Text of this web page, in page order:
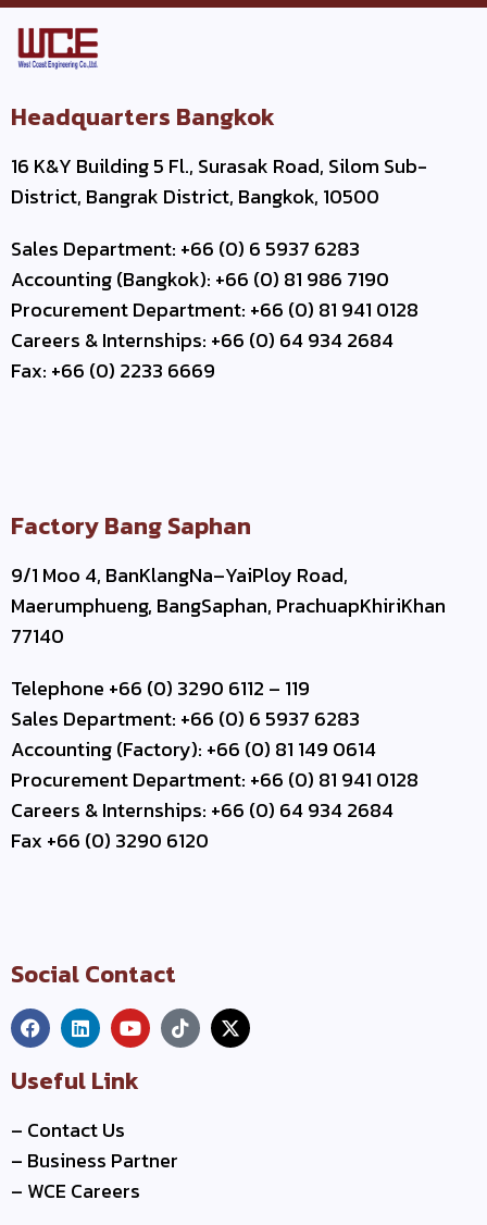
Headquarters Bangkok
16 K&Y Building 5 Fl., Surasak Road, Silom Sub-
District, Bangrak District, Bangkok, 10500
Sales Department: +66 (0) 6 5937 6283
Accounting (Bangkok): +66 (0) 81 986 7190
Procurement Department: +66 (0) 81 941 0128
Careers & Internships: +66 (0) 64 934 2684
Fax: +66 (0) 2233 6669
Factory Bang Saphan
9/1 Moo 4, BanKlangNa–YaiPloy Road,
Maerumphueng, BangSaphan, PrachuapKhiriKhan
77140
Telephone +66 (0) 3290 6112 – 119
Sales Department: +66 (0) 6 5937 6283
Accounting (Factory): +66 (0) 81 149 0614
Procurement Department: +66 (0) 81 941 0128
Careers & Internships: +66 (0) 64 934 2684
Fax +66 (0) 3290 6120
Social Contact
Useful Link
– Contact Us
– Business Partner
– WCE Careers